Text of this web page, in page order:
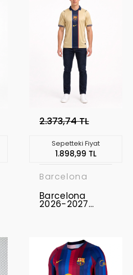
2.373,74 TL
Sepetteki Fiyat
1.898,99 TL
Barcelona
Barcelona
2026-2027